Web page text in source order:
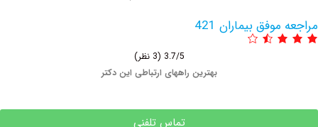
بیماران 421
بهترین راههای ارتباطی این دکتر
تماس تلفنی